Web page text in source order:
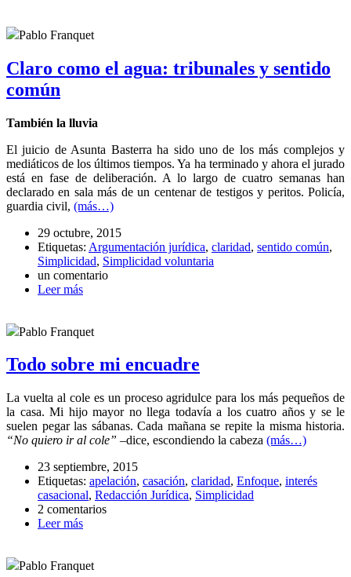
Pablo Franquet
Claro como el agua: tribunales y sentido
común
También la lluvia
El juicio de Asunta Basterra ha sido uno de los más complejos y
mediáticos de los últimos tiempos. Ya ha terminado y ahora el jurado
está en fase de deliberación. A lo largo de cuatro semanas han
declarado en sala más de un centenar de testigos y peritos. Policía,
guardia civil, (más…)
29 octubre, 2015
Etiquetas: Argumentación jurídica, claridad, sentido común,
Simplicidad, Simplicidad voluntaria
un comentario
Leer más
Pablo Franquet
Todo sobre mi encuadre
La vuelta al cole es un proceso agridulce para los más pequeños de
la casa. Mi hijo mayor no llega todavía a los cuatro años y se le
suelen pegar las sábanas. Cada mañana se repite la misma historia.
“No quiero ir al cole” –dice, escondiendo la cabeza (más…)
23 septiembre, 2015
Etiquetas: apelación, casación, claridad, Enfoque, interés
casacional, Redacción Jurídica, Simplicidad
2 comentarios
Leer más
Pablo Franquet